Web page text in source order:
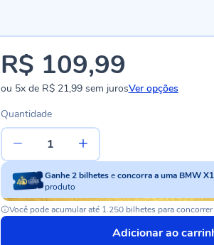
R$ 109,99
ou 5xde R$ 21,99sem jurosVer opções
Quantidade
Ganhe2 bilhetes econcorra a uma BMW X1
produto
Você pode acumular até 1.250 bilhetes para concorrer
Adicionar ao